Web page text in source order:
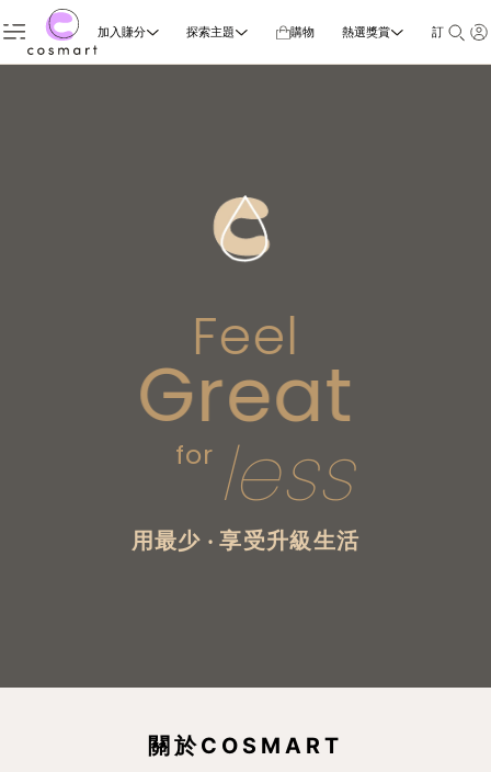
加入賺分 探索主題 購物 熱選獎賞 訂閱雜誌
Feel
Great
for less
用最少 ‧ 享受升級生活
關於COSMART